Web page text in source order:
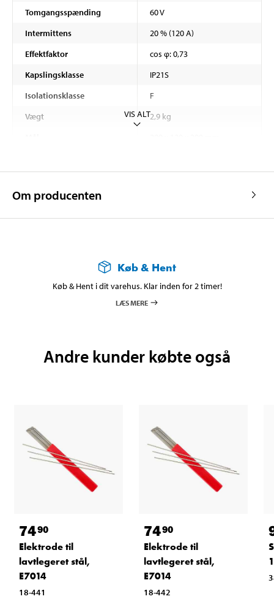
Tomgangsspænding
60 V
Intermittens
20 % (120 A)
Effektfaktor
cos φ: 0,73
Kapslingsklasse
IP21S
Isolationsklasse
F
Vægt
2,9 kg
VIS ALT
Om producenten
Køb & Hent
Køb & Hent i dit varehus. Klar inden for 2 timer!
LÆS MERE
Andre kunder købte også
7490
Elektrode til
lavtlegeret stål,
E7014
18-441
7490
Elektrode til
lavtlegeret stål,
E7014
18-442